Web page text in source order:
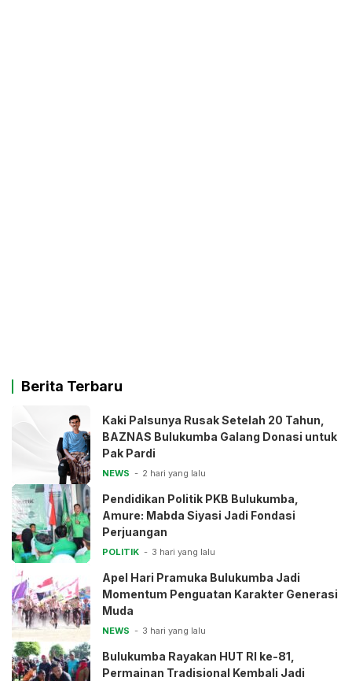
Berita Terbaru
Kaki Palsunya Rusak Setelah 20 Tahun,
BAZNAS Bulukumba Galang Donasi untuk
Pak Pardi
NEWS 2 hari yang lalu
Pendidikan Politik PKB Bulukumba,
Amure: Mabda Siyasi Jadi Fondasi
Perjuangan
POLITIK 3 hari yang lalu
Apel Hari Pramuka Bulukumba Jadi
Momentum Penguatan Karakter Generasi
Muda
NEWS 3 hari yang lalu
Bulukumba Rayakan HUT RI ke-81,
Permainan Tradisional Kembali Jadi